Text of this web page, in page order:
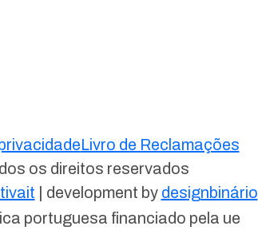
Livro de Reclamações
os direitos reservados
| development by designbinário